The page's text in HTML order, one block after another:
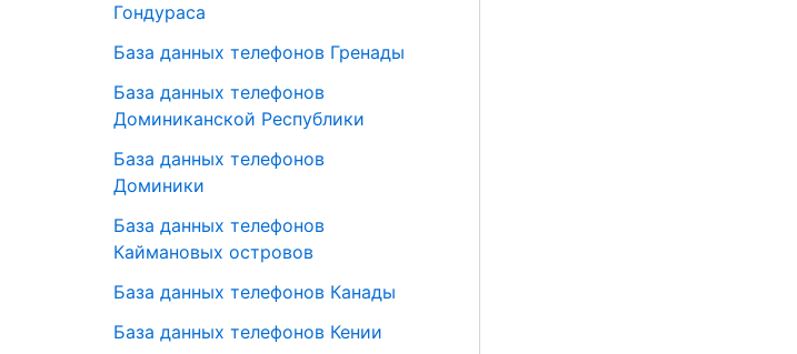
Гондураса
База данных телефонов Гренады
База данных телефонов
Доминиканской Республики
База данных телефонов
Доминики
База данных телефонов
Каймановых островов
База данных телефонов Канады
База данных телефонов Кении